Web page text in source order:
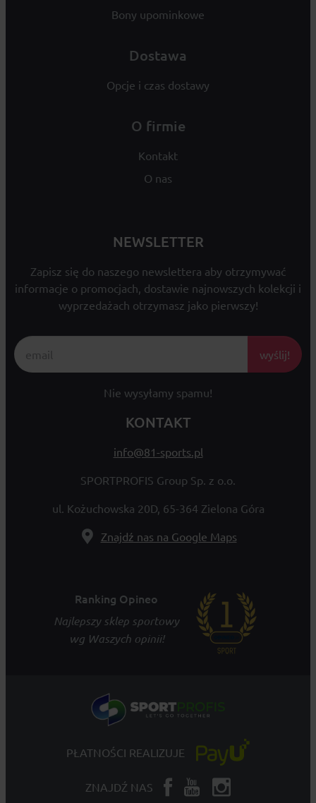
Bony upominkowe
Dostawa
Opcje i czas dostawy
O firmie
Kontakt
O nas
NEWSLETTER
Zapisz się do naszego newslettera aby otrzymywać
informacje o promocjach, dostawie najnowszych kolekcji i
wyprzedażach otrzymasz jako pierwszy!
wyślij!
Nie wysyłamy spamu!
KONTAKT
info@81-sports.pl
SPORTPROFIS Group Sp. z o.o.
ul. Kożuchowska 20D, 65-364 Zielona Góra
Znajdź nas na Google Maps
Ranking Opineo
Najlepszy sklep sportowy
wg Waszych opinii!
PŁATNOŚCI REALIZUJE
ZNAJDŹ NAS